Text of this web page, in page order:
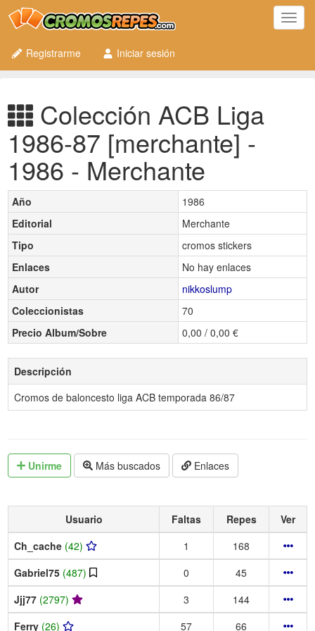
Registrarme
Iniciar sesión
Colección ACB Liga
1986-87 [merchante] -
1986 - Merchante
Año
1986
Editorial
Merchante
Tipo
cromos stickers
Enlaces
No hay enlaces
Autor
nikkoslump
Coleccionistas
70
Precio Album/Sobre
0,00 / 0,00 €
Descripción
Cromos de baloncesto liga ACB temporada 86/87
Unirme Más buscados Enlaces
Usuario Faltas Repes
Ver
Ch_cache (42) 1
168
Gabriel75 (487) 0
45
Jjj77 (2797) 3
144
Ferry (26) 57 66